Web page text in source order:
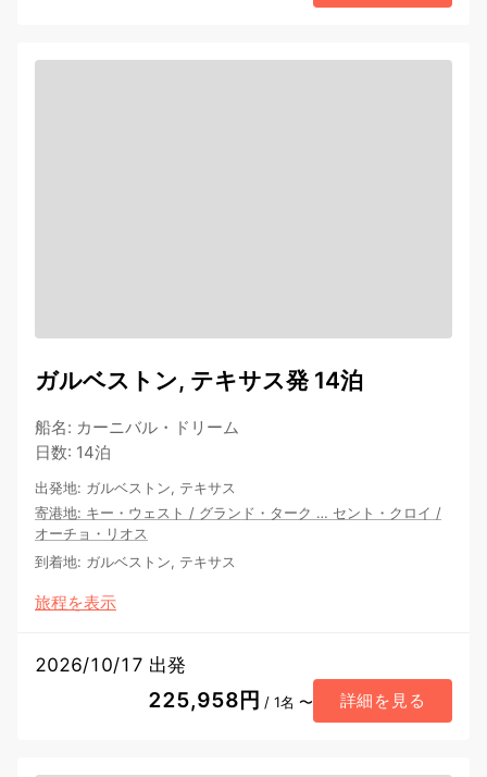
ガルベストン, テキサス発 14泊
船名: カーニバル・ドリーム
日数: 14泊
出発地: ガルベストン, テキサス
寄港地: キー・ウェスト / グランド・ターク … セント・クロイ /
オーチョ・リオス
到着地: ガルベストン, テキサス
旅程を表示
2026/10/17 出発
225,958円 / 1名 〜 詳細を見る